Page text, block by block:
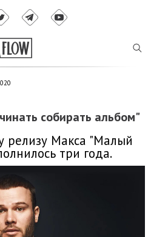
собирать альбом"
релизу Макса "Малый
три года.